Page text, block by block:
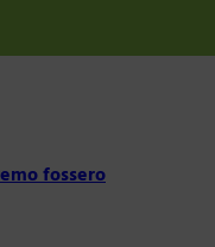
fossero